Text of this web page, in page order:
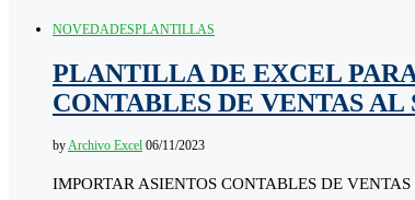
NOVEDADESPLANTILLAS
PLANTILLA DE EXCEL
CONTABLES DE VENTAS AL
byArchivo Excel 06/11/2023
IMPORTAR ASIENTOS CONTABLES DE